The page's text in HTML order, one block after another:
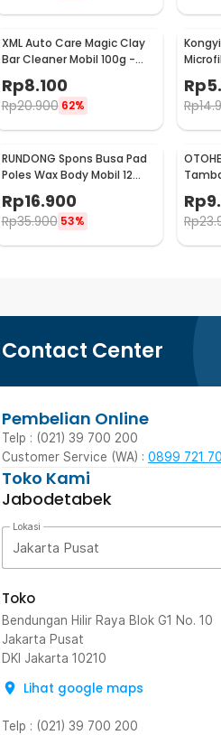
XML Auto Care Magic Clay
Bar Cleaner Mobil 100g -
QW89
Rp8.100
Rp20.900 62%
Rp
Rp
RUNDONG Spons Busa Pad
Poles Wax Body Mobil 12
PCS - R2010
Rp16.900
Rp35.900 53%
Rp
Rp
Contact Center
Pembelian Online
Telp : (021) 39 700 200
Customer Service (WA) : 0899 721
Toko Kami
Jabodetabek
Lokasi
Jakarta Pusat
Toko
Bendungan Hilir Raya Blok G1 No. 10
Jakarta Pusat
DKI Jakarta 10210
Lihat google maps
Telp : (021) 39 700 200